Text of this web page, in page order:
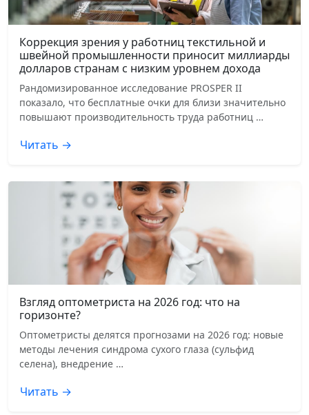
Коррекция зрения у работниц текстильной и
швейной промышленности приносит миллиарды
долларов странам с низким уровнем дохода
Рандомизированное исследование PROSPER II
показало, что бесплатные очки для близи значительно
повышают производительность труда работниц …
Читать →
Взгляд оптометриста на 2026 год: что на
горизонте?
Оптометристы делятся прогнозами на 2026 год: новые
методы лечения синдрома сухого глаза (сульфид
селена), внедрение …
Читать →